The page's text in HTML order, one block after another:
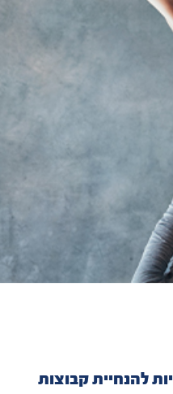
להנחיית קבוצות